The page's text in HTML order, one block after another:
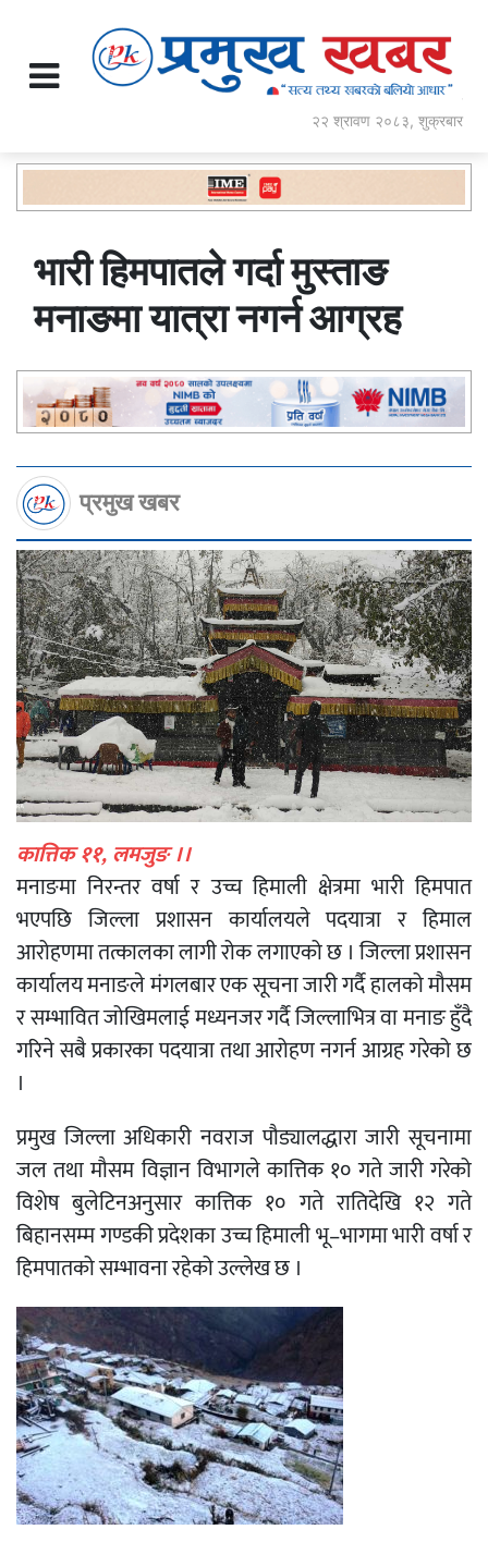
२२ श्रावण २०८३, शुक्रबार
भारी हिमपातले गर्दा मुस्ताङ
मनाङमा यात्रा नगर्न आग्रह
प्रमुख खबर
कात्तिक ११, लमजुङ ।।
मनाङमा निरन्तर वर्षा र उच्च हिमाली क्षेत्रमा भारी हिमपात
भएपछि जिल्ला प्रशासन कार्यालयले पदयात्रा र हिमाल
आरोहणमा तत्कालका लागी रोक लगाएको छ । जिल्ला प्रशासन
कार्यालय मनाङले मंगलबार एक सूचना जारी गर्दै हालको मौसम
र सम्भावित जोखिमलाई मध्यनजर गर्दै जिल्लाभित्र वा मनाङ हुँदै
गरिने सबै प्रकारका पदयात्रा तथा आरोहण नगर्न आग्रह गरेको छ
।
प्रमुख जिल्ला अधिकारी नवराज पौड्यालद्धारा जारी सूचनामा
जल तथा मौसम विज्ञान विभागले कात्तिक १० गते जारी गरेको
विशेष बुलेटिनअनुसार कात्तिक १० गते रातिदेखि १२ गते
बिहानसम्म गण्डकी प्रदेशका उच्च हिमाली भू–भागमा भारी वर्षा र
हिमपातको सम्भावना रहेको उल्लेख छ ।